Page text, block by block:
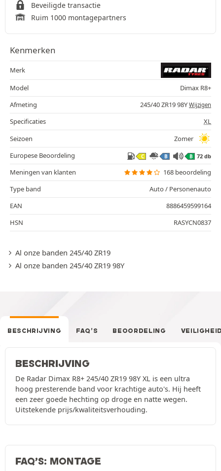
Beveiligde transactie
Ruim 1000 montagepartners
Kenmerken
Merk
Model
Dimax R8+
Afmeting
245/40 ZR19 98Y Wijzigen
Specificaties
XL
Seizoen
Zomer
Europese Beoordeling
C B B 72 db
Meningen van klanten
168 beoordeling
Type band
Auto / Personenauto
EAN
8886459599164
HSN
RASYCN0837
Al onze banden 245/40 ZR19
Al onze banden 245/40 ZR19 98Y
BESCHRIJVING FAQ’S BEOORDELING
BESCHRIJVING
De Radar Dimax R8+ 245/40 ZR19 98Y XL is een ultra
hoog presterende band voor krachtige auto's. Hij heeft
een zeer goede hechting op droge en natte wegen.
Uitstekende prijs/kwaliteitsverhouding.
FAQ’S: MONTAGE